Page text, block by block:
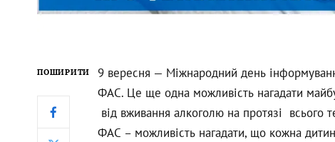
ПОШИРИТИ
9 вересня — Міжнародний день
ФАС. Це ще одна можливість нагадати
від вживання алкоголю на протязі всього
ФАС – можливість нагадати, що кожна